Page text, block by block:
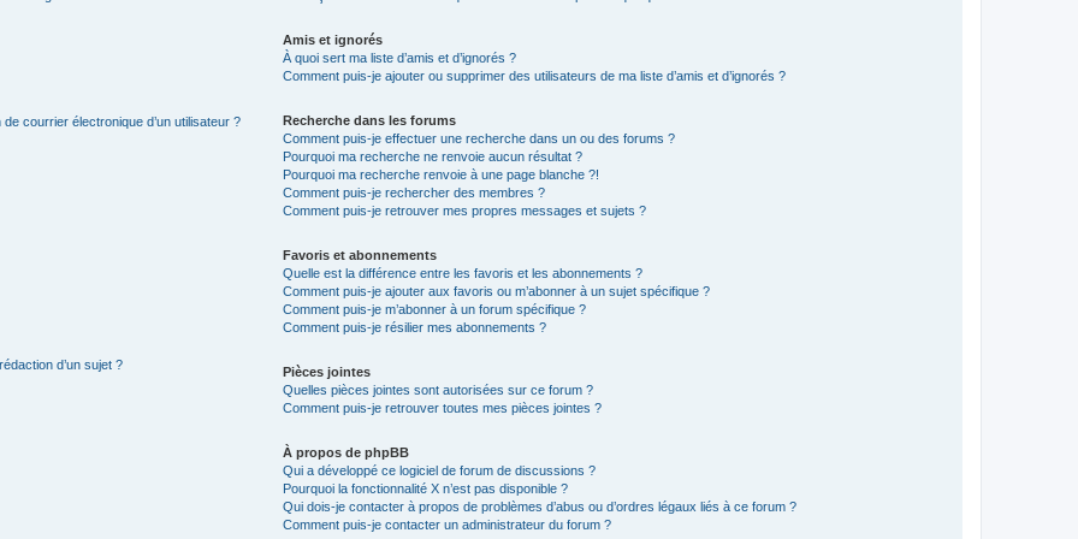
courrier électronique d’un utilisateur ?
d’un sujet ?
Amis et ignorés
À quoi sert ma liste d’amis et d’ignorés ?
Comment puis-je ajouter ou supprimer des utilisateurs de ma liste d’amis et d’ignorés ?
Recherche dans les forums
Comment puis-je effectuer une recherche dans un ou des forums ?
Pourquoi ma recherche ne renvoie aucun résultat ?
Pourquoi ma recherche renvoie à une page blanche ?!
Comment puis-je rechercher des membres ?
Comment puis-je retrouver mes propres messages et sujets ?
Favoris et abonnements
Quelle est la différence entre les favoris et les abonnements ?
Comment puis-je ajouter aux favoris ou m’abonner à un sujet spécifique ?
Comment puis-je m’abonner à un forum spécifique ?
Comment puis-je résilier mes abonnements ?
Pièces jointes
Quelles pièces jointes sont autorisées sur ce forum ?
Comment puis-je retrouver toutes mes pièces jointes ?
À propos de phpBB
Qui a développé ce logiciel de forum de discussions ?
Pourquoi la fonctionnalité X n’est pas disponible ?
Qui dois-je contacter à propos de problèmes d’abus ou d’ordres légaux liés à ce forum ?
Comment puis-je contacter un administrateur du forum ?